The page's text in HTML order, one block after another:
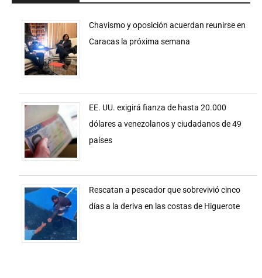
Chavismo y oposición acuerdan reunirse en
Caracas la próxima semana
EE. UU. exigirá fianza de hasta 20.000
dólares a venezolanos y ciudadanos de 49
países
Rescatan a pescador que sobrevivió cinco
días a la deriva en las costas de Higuerote